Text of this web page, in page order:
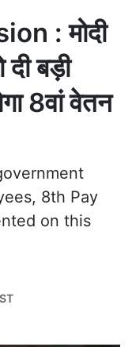
: मोदी
दी बड़ी
8वां वेतन
8th Pay
on this